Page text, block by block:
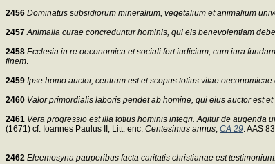
2456 Dominatus subsidiorum mineralium, vegetalium et animalium
2457 Animalia curae concreduntur hominis, qui eis benevolentiam
2458 Ecclesia in re oeconomica et sociali fert iudicium, cum iura
finem.
2459 Ipse homo auctor, centrum est et scopus totius vitae
2460 Valor primordialis laboris pendet ab homine, qui eius auctor est
2461 Vera progressio est illa totius hominis integri. Agitur de
(1671) cf. Ioannes Paulus II, Litt. enc. Centesimus annus, CA 29: AAS
2462 Eleemosyna pauperibus facta caritatis christianae est